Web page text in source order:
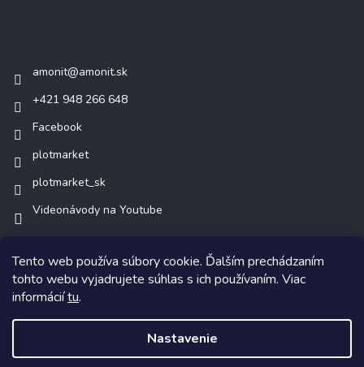
Tento web používa súbory cookie. Ďalším prechádzaním
tohto webu vyjadrujete súhlas s ich používaním. Viac
informáciítu.
Nastavenie
amonit@amonit.sk
+421 948 266 648
Facebook
plotmarket
plotmarket_sk
Videonávody na Youtube
Copyright 2026AMONIT.sk. Všetky práva vyhradené.